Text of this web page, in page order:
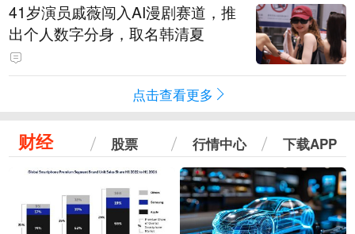
41岁演员戚薇闯入AI漫剧赛道，推
出个人数字分身，取名韩清夏
点击查看更多
财经 股票 行情中心 下载APP